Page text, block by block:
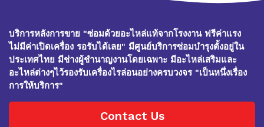
บริการหลังการขาย "ซ่อมด้วยอะไหล่แท้จากโรงงาน ฟรีค่าแรง
ไม่มีค่าเปิดเครื่อง รอรับได้เลย" มีศูนย์บริการซ่อมบำรุงตั้งอยู่ใน
ประเทศไทย มีช่างผู้ชำนาญงานโดยเฉพาะ มีอะไหล่เสริมและ
อะไหล่ต่างๆไว้รองรับเครื่องไรล่อนอย่างครบวงจร "เป็นหนึ่งเรื่อง
การให้บริการ"
Contact Us